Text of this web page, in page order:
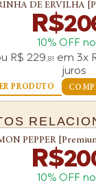
DE ERVILHA
R$
10% OFF
R$ 229 ,81 em3x
juros
PRODUTO
PEPPER
R$
10% OFF